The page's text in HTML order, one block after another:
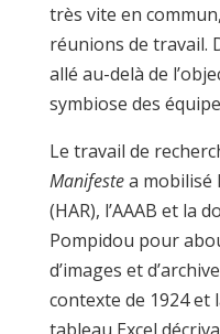
très vite en
réunions de travail.
allé au-delà de
symbiose des
Le travail de
Manifestea mobilisé
(HAR), l’AAAB et la
Pompidou pour
d’images et
contexte de 1924 et